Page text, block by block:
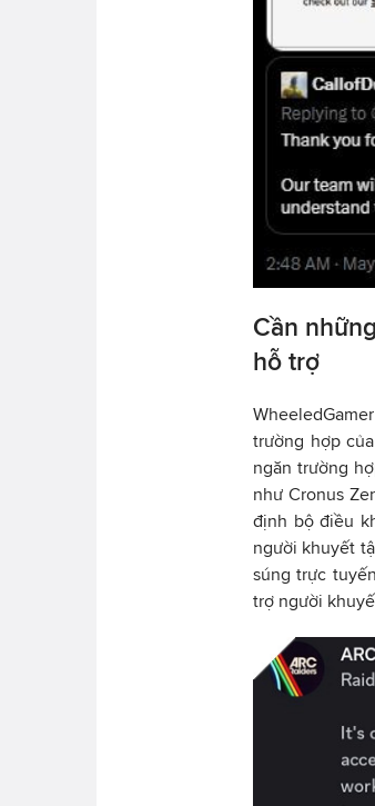
Cần
hỗ trợ
trường hợp
ngăn trường
như Cronus
định bộ điều
người khuyết
súng trực
trợ người